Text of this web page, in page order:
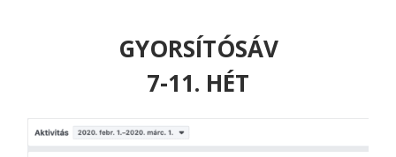
GYORSÍTÓSÁV
7-11. HÉT